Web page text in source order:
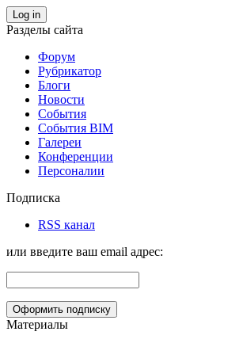
Log in
Разделы сайта
Форум
Рубрикатор
Блоги
Новости
События
События BIM
Галереи
Конференции
Персоналии
Подписка
RSS канал
или введите ваш email адрес:
Материалы